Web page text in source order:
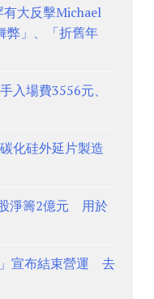
大反擊Michael
弊」、「折舊年
場費3556元、
化硅外延片製造
淨籌2億元 用於
宣布結束營運 去